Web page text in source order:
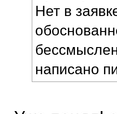
Нет в
написано